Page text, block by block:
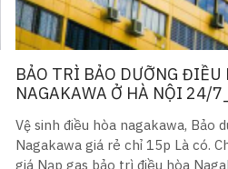
BẢO TRÌ BẢO DƯỠNG ĐIỀU
NAGAKAWA Ở HÀ NỘI 24/
Vệ sinh điều hòa nagakawa, Bảo
Nagakawa giá rẻ chỉ 15p Là có.
giá Nạp gas bảo trì điều hòa